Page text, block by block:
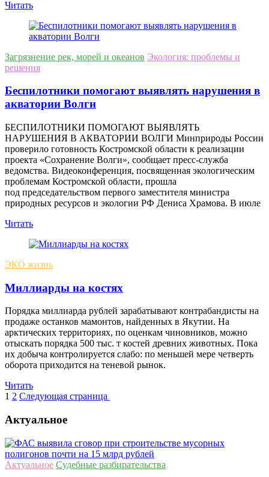
Читать
Загрязнение рек, морей и океанов Экология: проблемы и
решения
Беспилотники помогают выявлять нарушения в
акватории Волги
БЕСПИЛОТНИКИ ПОМОГАЮТ ВЫЯВЛЯТЬ
НАРУШЕНИЯ В АКВАТОРИИ ВОЛГИ Минприроды России
проверило готовность Костромской области к реализации
проекта «Сохранение Волги», сообщает пресс-служба
ведомства. Видеоконференция, посвященная экологическим
проблемам Костромской области, прошла
под председательством первого заместителя министра
природных ресурсов и экологии РФ Дениса Храмова. В июле
Читать
ЭКО жизнь
Миллиарды на костях
Порядка миллиарда рублей зарабатывают контрабандисты на
продаже останков мамонтов, найденных в Якутии. На
арктических территориях, по оценкам чиновников, можно
отыскать порядка 500 тыс. т костей древних животных. Пока
их добыча контролируется слабо: по меньшей мере четверть
оборота приходится на теневой рынок.
Читать
1 2 Следующая страница
Актуальное
Актуальное Судебные разбирательства